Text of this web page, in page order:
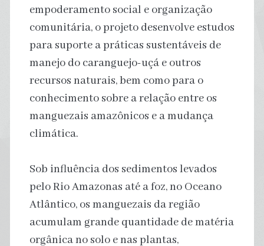
empoderamento social e organização
comunitária, o projeto desenvolve estudos
para suporte a práticas sustentáveis de
manejo do caranguejo-uçá e outros
recursos naturais, bem como para o
conhecimento sobre a relação entre os
manguezais amazônicos e a mudança
climática.
Sob influência dos sedimentos levados
pelo Rio Amazonas até a foz, no Oceano
Atlântico, os manguezais da região
acumulam grande quantidade de matéria
orgânica no solo e nas plantas,